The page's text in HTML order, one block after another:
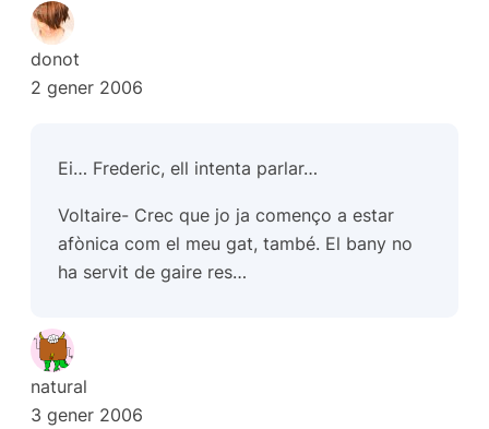
donot
2 gener 2006
Ei… Frederic, ell intenta parlar…
Voltaire- Crec que jo ja començo a estar
afònica com el meu gat, també. El bany no
ha servit de gaire res…
natural
3 gener 2006